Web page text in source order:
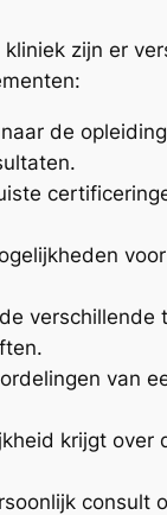
zijn er
de
van
krijgt over
consult